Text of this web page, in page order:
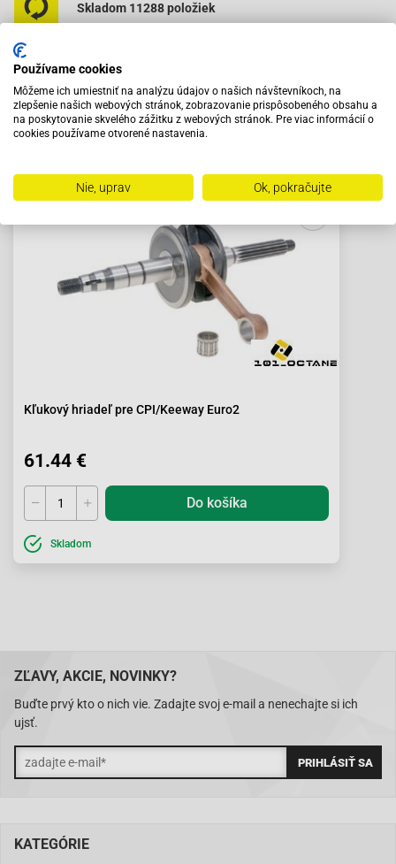
Baotian BT49QT-18F1-Tanco (1E40QMA)
Baotian-BT49QT-20C (1E40QMA)
Baotian-BT49QT-28A (1E40QMA)
Baotian-BT49QT-28A (1E40QMA)
Benelli 49X-50 QuattronoveX
Benelli 49X-50 QuattronoveX
Benzhou-YY50QT-27 (2-stroke)
Benzhou-YY50QT-27 (2-stroke)
CPI-ARAGON
CPI FORMULA R-ab 2008
CPI-FREAKY
CPI-HUSSAR (E2) ab 2003
CPI-HUSSAR (E2) ab 2003
CPI-OLIVER City 50 ab 2005
CPI-OLIVER Sport 50 ab 2005
CPI-OLIVER Sport 50 ab 2005
CPI-POPCORN (E2) ab 2003
Explorer (A.T.)-Explorer Race GT50
Skladom 11288 položiek
Kľukový hriadeľ pre CPI/Keeway Euro2
61.44 €
Do košíka
Skladom
ZĽAVY, AKCIE, NOVINKY?
Buďte prvý kto o nich vie. Zadajte svoj e-mail a nenechajte si ich
ujsť.
KATEGÓRIE
Používame cookies
Môžeme ich umiestniť na analýzu údajov o našich návštevníkoch, na
zlepšenie našich webových stránok, zobrazovanie prispôsobeného obsahu a
na poskytovanie skvelého zážitku z webových stránok. Pre viac informácií o
cookies používame otvorené nastavenia.
Nie, uprav Ok, pokračujte